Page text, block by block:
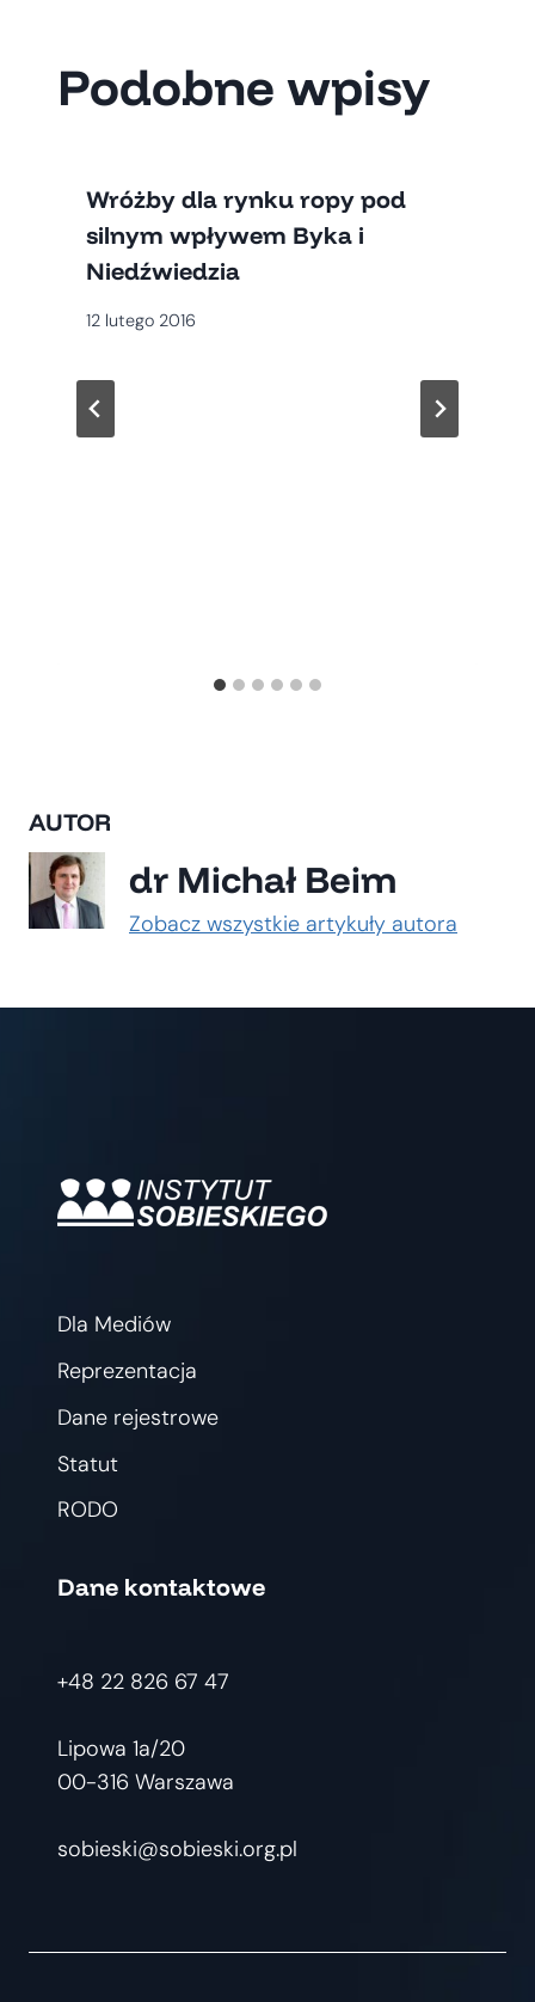
Podobne wpisy
Wróżby dla rynku ropy pod
silnym wpływem Byka i
Niedźwiedzia
12 lutego 2016
AUTOR
dr Michał Beim
Zobacz wszystkie artykuły autora
Dla Mediów
Reprezentacja
Dane rejestrowe
Statut
RODO
Dane kontaktowe
+48 22 826 67 47
Lipowa 1a/20
00-316 Warszawa
sobieski@sobieski.org.pl